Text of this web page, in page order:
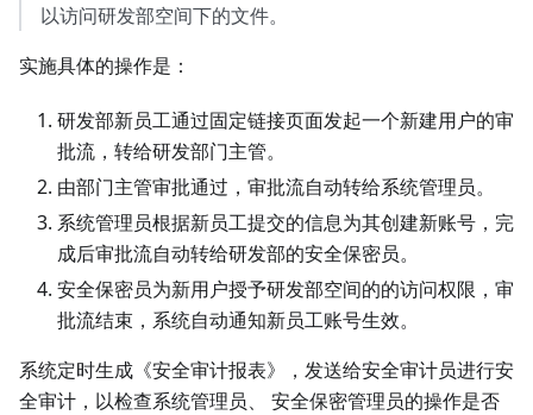
以访问研发部空间下的文件。
实施具体的操作是：
研发部新员工通过固定链接页面发起一个新建用户的审
批流，转给研发部门主管。
由部门主管审批通过，审批流自动转给系统管理员。
系统管理员根据新员工提交的信息为其创建新账号，完
成后审批流自动转给研发部的安全保密员。
安全保密员为新用户授予研发部空间的的访问权限，审
批流结束，系统自动通知新员工账号生效。
系统定时生成《安全审计报表》，发送给安全审计员进行安
全审计，以检查系统管理员、 安全保密管理员的操作是否